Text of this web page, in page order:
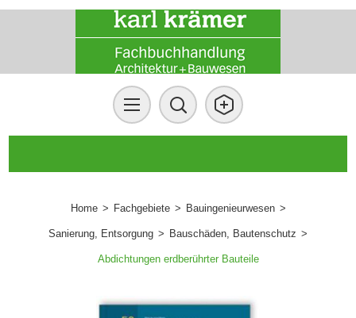
Home > Fachgebiete > Bauingenieurwesen >
Sanierung, Entsorgung > Bauschäden, Bautenschutz >
Abdichtungen erdberührter Bauteile